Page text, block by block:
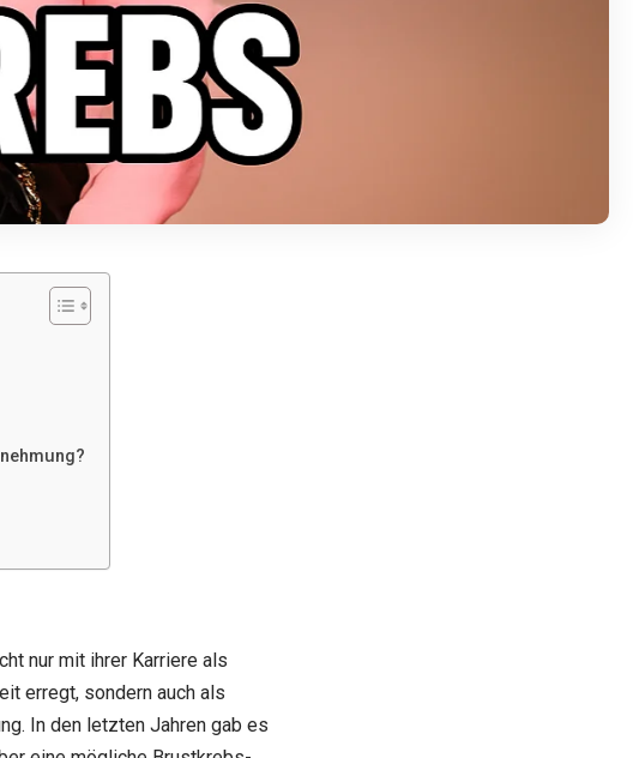
nur mit ihrer Karriere als
erregt, sondern auch als
In den letzten Jahren gab es